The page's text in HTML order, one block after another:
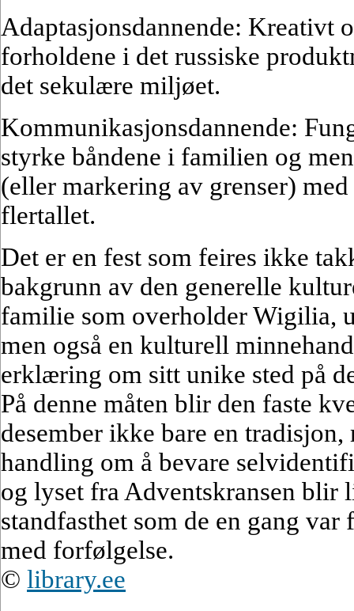
Adaptasjonsdannende: Kreativt
forholdene i det russiske
det sekulære miljøet.
Kommunikasjonsdannende:
styrke båndene i familien og
(eller markering av grenser)
flertallet.
Det er en fest som feires ikke
bakgrunn av den generelle
familie som overholder Wigilia,
men også en kulturell
erklæring om sitt unike sted på
På denne måten blir den faste
desember ikke bare en
handling om å bevare
og lyset fra Adventskransen blir
standfasthet som de en gang
med forfølgelse.
© library.ee